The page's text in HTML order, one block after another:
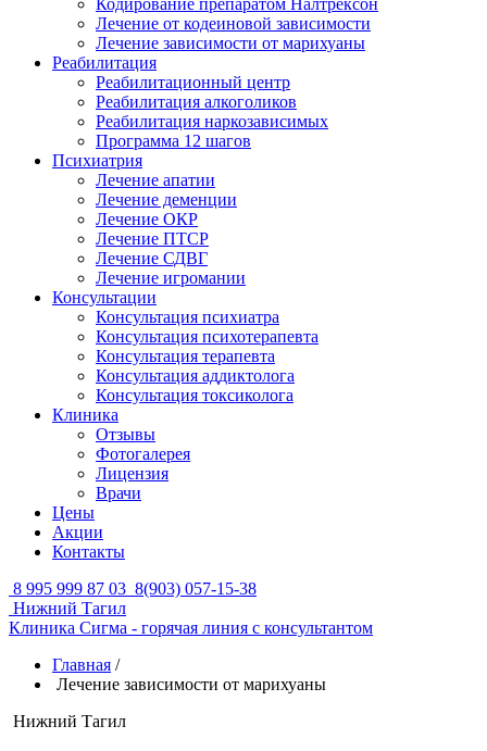
Кодирование препаратом Налтрексон
Лечение от кодеиновой зависимости
Лечение зависимости от марихуаны
Реабилитация
Реабилитационный центр
Реабилитация алкоголиков
Реабилитация наркозависимых
Программа 12 шагов
Психиатрия
Лечение апатии
Лечение деменции
Лечение ОКР
Лечение ПТСР
Лечение СДВГ
Лечение игромании
Консультации
Консультация психиатра
Консультация психотерапевта
Консультация терапевта
Консультация аддиктолога
Консультация токсиколога
Клиника
Отзывы
Фотогалерея
Лицензия
Врачи
Цены
Акции
Контакты
8 995 999 87 03 8(903) 057-15-38
Нижний Тагил
Клиника Сигма - горячая линия с консультантом
Главная /
Лечение зависимости от марихуаны
Нижний Тагил